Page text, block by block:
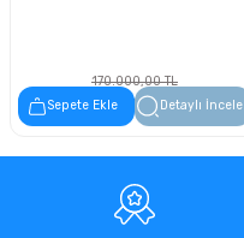
170.000,00 TL
85.000,00 TL
Sepete Ekle Detaylı İncele